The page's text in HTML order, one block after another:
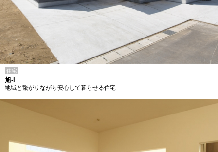
住宅
旭-I
地域と繋がりながら安心して暮らせる住宅